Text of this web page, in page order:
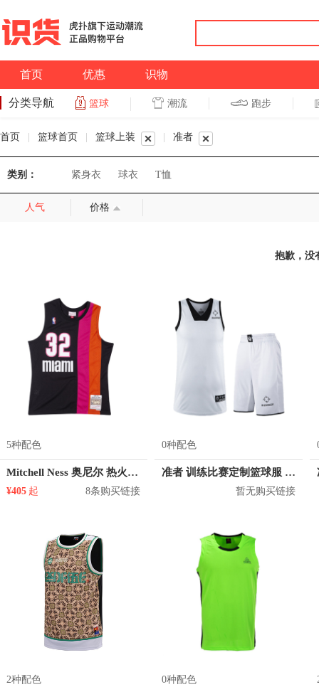
首页 优惠 识物
分类导航 篮球 潮流 跑步
首页 篮球首页 篮球上装 准者
类别： 紧身衣 球衣 T恤
人气 价格
抱歉，没
5种配色
Mitchell Ness 奥尼尔 热火队 32号球衣
¥405 起 8条购买链接
0种配色
准者 训练比赛定制篮球服 Z17110105
暂无购买链接
2种配色 0种配色